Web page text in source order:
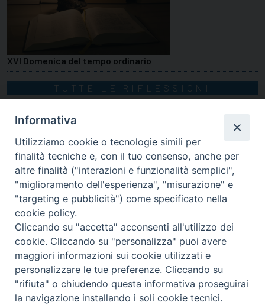
XVI Domenica del tempo ordinario
TUTTE LE RIFLESSIONI
via Amedeo Rossi, 28 - 12100 Cuneo
segreteriagenerale@diocesicuneofossano.it
c.f. 96017380047
Informativa
Utilizziamo cookie o tecnologie simili per
finalità tecniche e, con il tuo consenso, anche per
altre finalità ("interazioni e funzionalità semplici",
"miglioramento dell'esperienza", "misurazione" e
"targeting e pubblicità") come specificato nella
cookie policy.
Cliccando su "accetta" acconsenti all'utilizzo dei
cookie. Cliccando su "personalizza" puoi avere
maggiori informazioni sui cookie utilizzati e
personalizzare le tue preferenze. Cliccando su
"rifiuta" o chiudendo questa informativa proseguirai
la navigazione installando i soli cookie tecnici.